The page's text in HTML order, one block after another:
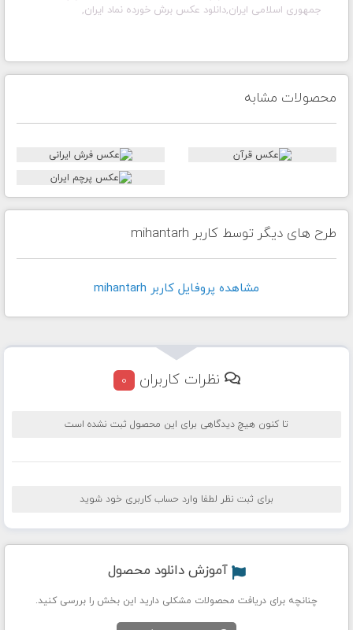
جمهوری اسلامی ایران,دانلود عکس برش خورده نماد ایران,
محصولات مشابه
طرح های دیگر توسط کاربر mihantarh
مشاهده پروفايل کاربر mihantarh
نظرات کاربران 0
تا کنون هیچ دیدگاهی برای این محصول ثبت نشده است
برای ثبت نظر لطفا وارد حساب کاربری خود شوید
آموزش دانلود محصول
چنانچه برای دریافت محصولات مشکلی دارید این بخش را بررسی کنید.